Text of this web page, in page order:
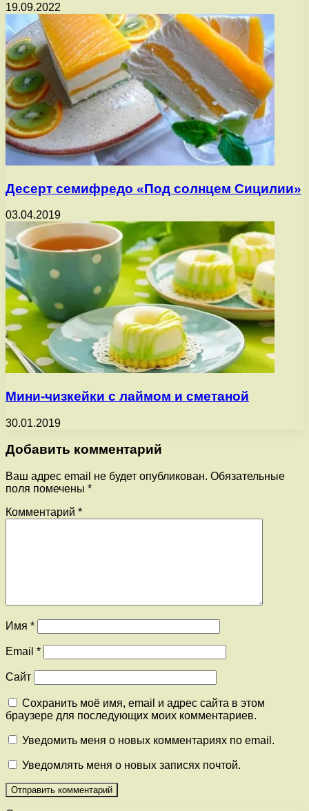
19.09.2022
Десерт семифредо «Под солнцем Сицилии»
03.04.2019
Мини-чизкейки с лаймом и сметаной
30.01.2019
Добавить комментарий
Ваш адрес email не будет опубликован. Обязательные
поля помечены *
Комментарий *
Имя *
Email *
Сайт
Сохранить моё имя, email и адрес сайта в этом
браузере для последующих моих комментариев.
Уведомить меня о новых комментариях по email.
Уведомлять меня о новых записях почтой.